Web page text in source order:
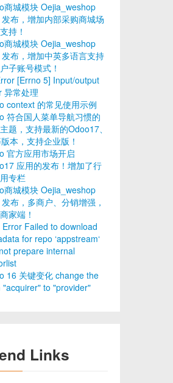
商城模块 Oejia_weshop
布，增加内部采购商城场
持！
商城模块 Oejia_weshop
布，增加中英多语言支持
子账号模式！
[Errno 5] Input/output
异常处理
context 的常见使用示例
符合国人菜单导航习惯的
题，支持最新的Odoo17、
本，支持企业版！
官方应用市场开启
应用的发布！增加了行
专栏
商城模块 Oejia_weshop
布，多商户、分销增强，
家端！
Error Failed to download
for repo ‘appstream‘
prepare internal
16 关键变化 change the
"acquirer" to "provider"
Links